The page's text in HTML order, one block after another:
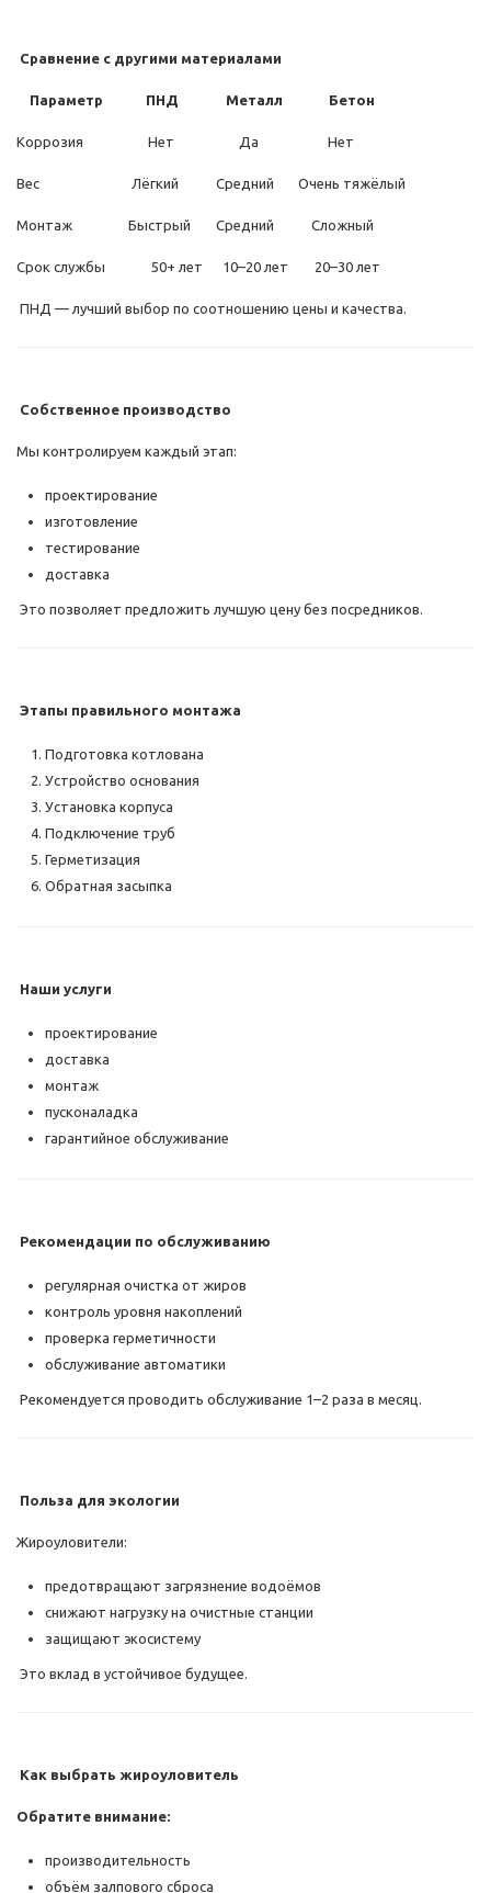
Сравнение с другими материалами
Параметр ПНД Металл Бетон
Коррозия Нет Да Нет
Вес Лёгкий Средний Очень тяжёлый
Монтаж Быстрый Средний Сложный
Срок службы 50+ лет 10–20 лет 20–30 лет
ПНД — лучший выбор по соотношению цены и качества.
Собственное производство
Мы контролируем каждый этап:
проектирование
изготовление
тестирование
доставка
Это позволяет предложить лучшую цену без посредников.
Этапы правильного монтажа
Подготовка котлована
Устройство основания
Установка корпуса
Подключение труб
Герметизация
Обратная засыпка
Наши услуги
проектирование
доставка
монтаж
пусконаладка
гарантийное обслуживание
Рекомендации по обслуживанию
регулярная очистка от жиров
контроль уровня накоплений
проверка герметичности
обслуживание автоматики
Рекомендуется проводить обслуживание 1–2 раза в месяц.
Польза для экологии
Жироуловители:
предотвращают загрязнение водоёмов
снижают нагрузку на очистные станции
защищают экосистему
Это вклад в устойчивое будущее.
Как выбрать жироуловитель
Обратите внимание:
производительность
объём залпового сброса